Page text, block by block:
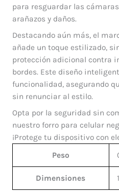
para resguardar las
arañazos y daños.
Destacando aún más, el
añade un toque estilizado,
protección adicional contra
bordes. Este diseño
funcionalidad, asegurando
sin renunciar al estilo.
Opta por la seguridad sin
nuestro forro para celular
¡Protege tu dispositivo con
Peso
Dimensiones